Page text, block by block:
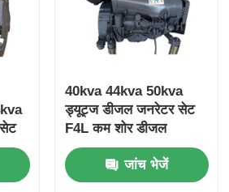
40kva 44kva 50kva
ड्यूट्ज डीजल जनरेटर सेट
F4L कम शोर डीजल
जनरेटर
जांच भेजें